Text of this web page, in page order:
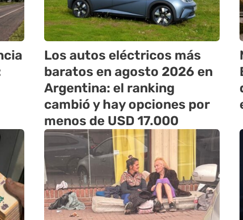
Los autos eléctricos más
baratos en agosto 2026 en
Argentina: el ranking
cambió y hay opciones por
menos de USD 17.000